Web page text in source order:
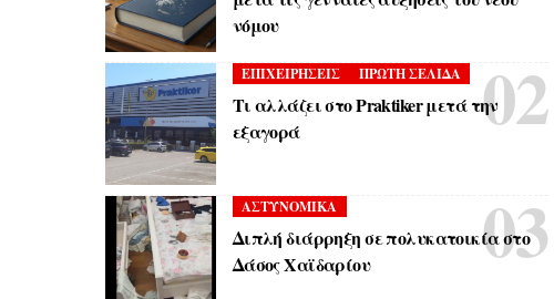
νόμου
ΕΠΙΧΕΙΡΗΣΕΙΣ ΠΡΩΤΗ ΣΕΛΙΔΑ
Τι αλλάζει στο Praktiker μετά την
εξαγορά
ΑΣΤΥΝΟΜΙΚΑ
Διπλή διάρρηξη σε πολυκατοικία στο
Δάσος Χαϊδαρίου